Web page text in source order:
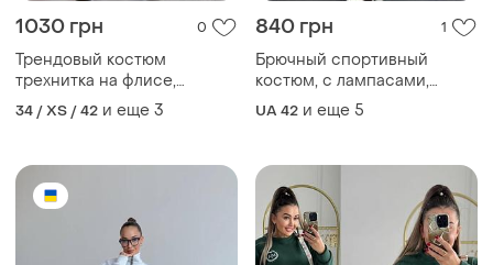
1030 грн 0
Трендовый костюм
трехнитка на флисе,
укороченный бомбер на
молнии и прямые брюки,
34 / XS / 42 и еще 3
840 грн 1
Брючный спортивный
костюм, с лампасами,
лонгслив и широкие брюки
палаццо
UA 42 и еще 5